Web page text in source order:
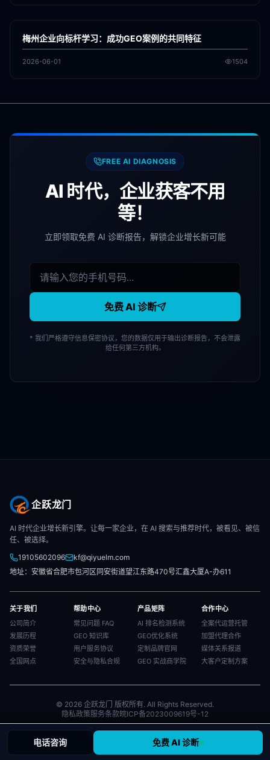
GEO
梅州企业向标杆学习：成功GEO案例的共同特征
2026-06-01 1504
FREE AI DIAGNOSIS
AI 时代，企业获客不用
等！
立即领取免费 AI 诊断报告，解锁企业增长新可能
免费 AI 诊断
* 我们严格遵守信息保密协议，您的数据仅用于输出诊断报告，不会泄露
给任何第三方机构。
企跃龙门
AI 时代企业增长新引擎。让每一家企业，在 AI 搜索与推荐时代，被看见、被信
任、被选择。
19105602096
kf@qiyuelm.com
地址：安徽省合肥市包河区同安街道望江东路470号汇鑫大厦A-办611
关于我们
公司简介
发展历程
资质荣誉
全国网点
帮助中心
常见问题 FAQ
GEO 知识库
用户服务协议
安全与隐私合规
产品矩阵
AI 排名检测系统
GEO优化系统
定制品牌官网
GEO 实战商学院
合作中心
全案代运营托管
加盟代理合作
媒体关系报道
大客户定制方案
© 2026 企跃龙门 版权所有. All Rights Reserved.
隐私政策服务条款皖ICP备2023009619号-12
电话咨询 免费 AI 诊断